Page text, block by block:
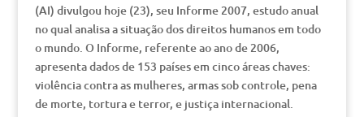
(AI) divulgou hoje (23), seu Informe 2007, estudo anual
no qual analisa a situação dos direitos humanos em todo
o mundo. O Informe, referente ao ano de 2006,
apresenta dados de 153 países em cinco áreas chaves:
violência contra as mulheres, armas sob controle, pena
de morte, tortura e terror, e justiça internacional.